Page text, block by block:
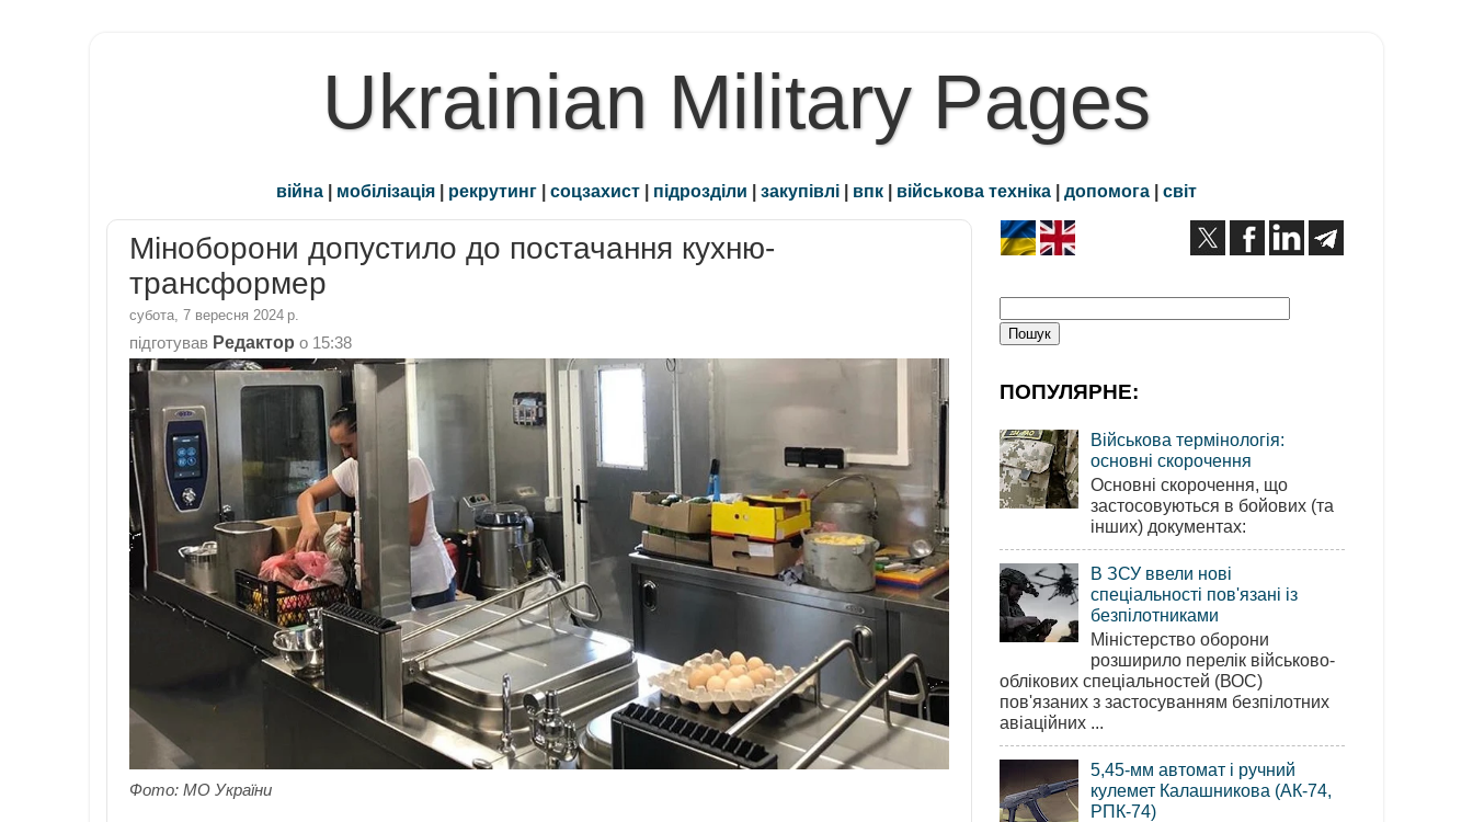
Ukrainian Military Pages
війна | мобілізація | рекрутинг | соцзахист | підрозділи | закупівлі | впк | військова техніка | допомога | світ
Міноборони допустило до постачання кухню-
трансформер
субота, 7 вересня 2024 р.
підготував Редактор о 15:38
Фото: МО України
ПОПУЛЯРНЕ:
Військова термінологія:
основні скорочення
Основні скорочення, що
застосовуються в бойових (та
інших) документах:
В ЗСУ ввели нові
спеціальності пов'язані із
безпілотниками
Міністерство оборони
розширило перелік військово-
облікових спеціальностей (ВОС)
пов'язаних з застосуванням безпілотних
авіаційних ...
5,45-мм автомат і ручний
кулемет Калашникова (АК-74,
РПК-74)